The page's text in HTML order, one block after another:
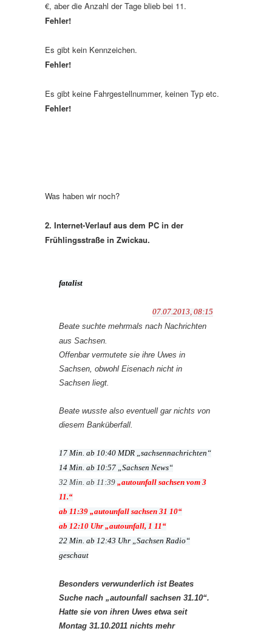
€, aber die Anzahl der Tage blieb bei 11.
Fehler!
Es gibt kein Kennzeichen.
Fehler!
Es gibt keine Fahrgestellnummer, keinen Typ etc.
Fehler!
Was haben wir noch?
2. Internet-Verlauf aus dem PC in der
Frühlingsstraße in Zwickau.
fatalist
07.07.2013, 08:15
Beate suchte mehrmals nach Nachrichten
aus Sachsen.
Offenbar vermutete sie ihre Uwes in
Sachsen, obwohl Eisenach nicht in
Sachsen liegt.
Beate wusste also eventuell gar nichts von
diesem Banküberfall.
17 Min. ab 10:40 MDR „sachsennachrichten“
14 Min. ab 10:57 „Sachsen News“
32 Min. ab 11:39 „autounfall sachsen vom 3
11.“
ab 11:39 „autounfall sachsen 31 10“
ab 12:10 Uhr „autounfall, 1 11“
22 Min. ab 12:43 Uhr „Sachsen Radio“
geschaut
Besonders verwunderlich ist Beates
Suche nach „autounfall sachsen 31.10“.
Hatte sie von ihren Uwes etwa seit
Montag 31.10.2011 nichts mehr